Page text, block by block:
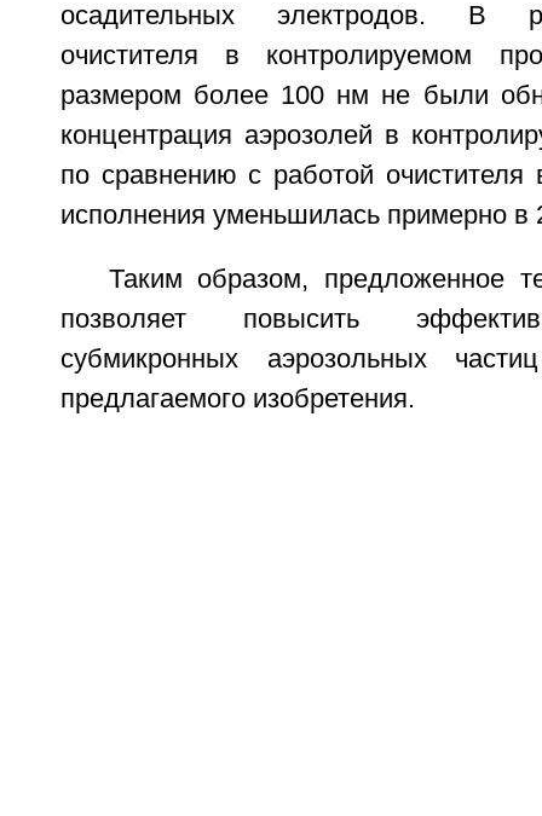
осадительных электродов. В
очистителя в контролируемом
размером более 100 нм не были
концентрация аэрозолей в
по сравнению с работой
исполнения уменьшилась примерно в
Таким образом, предложенное
позволяет повысить
субмикронных аэрозольных
предлагаемого изобретения.